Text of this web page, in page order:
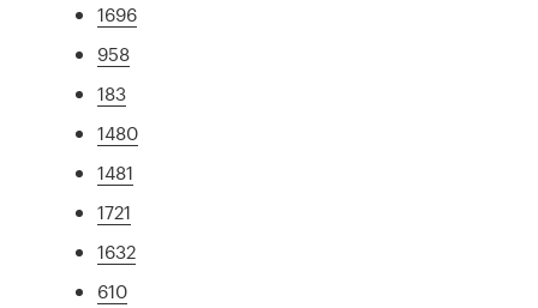
1696
958
183
1480
1481
1721
1632
610